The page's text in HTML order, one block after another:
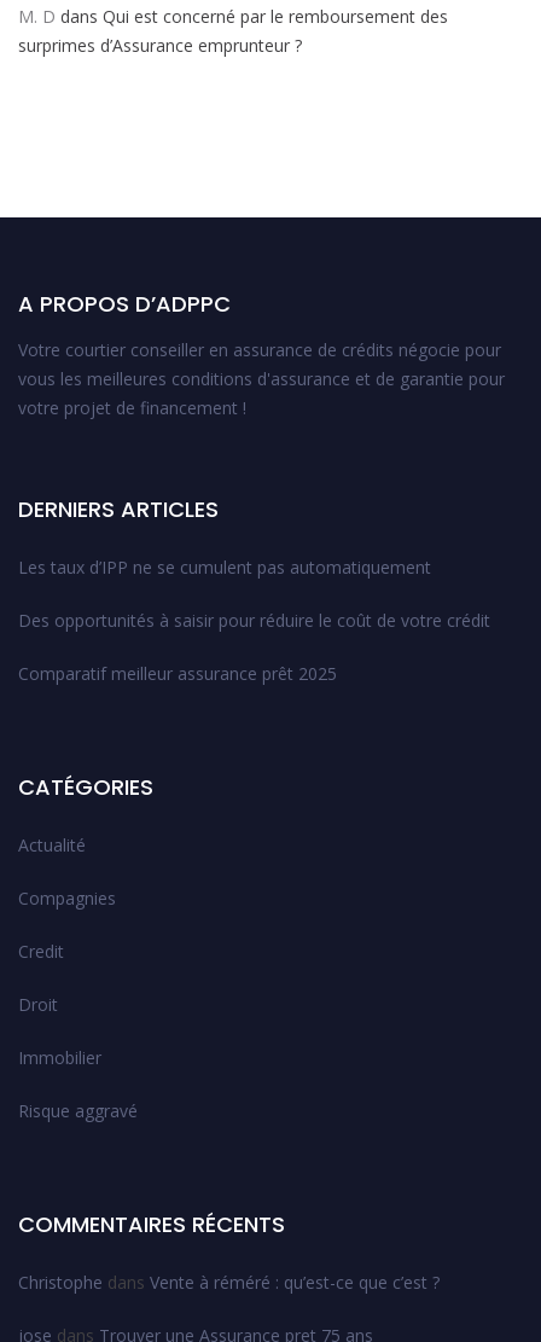
M. D dans Qui est concerné par le remboursement des
surprimes d’Assurance emprunteur ?
A PROPOS D’ADPPC
Votre courtier conseiller en assurance de crédits négocie pour
vous les meilleures conditions d'assurance et de garantie pour
votre projet de financement !
DERNIERS ARTICLES
Les taux d’IPP ne se cumulent pas automatiquement
Des opportunités à saisir pour réduire le coût de votre crédit
Comparatif meilleur assurance prêt 2025
CATÉGORIES
Actualité
Compagnies
Credit
Droit
Immobilier
Risque aggravé
COMMENTAIRES RÉCENTS
Christophe dans Vente à réméré : qu’est-ce que c’est ?
jose dans Trouver une Assurance pret 75 ans